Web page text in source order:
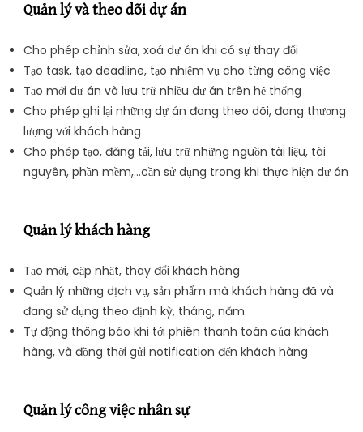
Quản lý và theo dõi dự án
Cho phép chỉnh sửa, xoá dự án khi có sự thay đổi
Tạo task, tạo deadline, tạo nhiệm vụ cho từng công việc
Tạo mới dự án và lưu trữ nhiều dự án trên hệ thống
Cho phép ghi lại những dự án đang theo dõi, đang thương
lượng với khách hàng
Cho phép tạo, đăng tải, lưu trữ những nguồn tài liệu, tài
nguyên, phần mềm,…cần sử dụng trong khi thực hiện dự án
Quản lý khách hàng
Tạo mới, cập nhật, thay đổi khách hàng
Quản lý những dịch vụ, sản phẩm mà khách hàng đã và
đang sử dụng theo định kỳ, tháng, năm
Tự động thông báo khi tới phiên thanh toán của khách
hàng, và đồng thời gửi notification đến khách hàng
Quản lý công việc nhân sự